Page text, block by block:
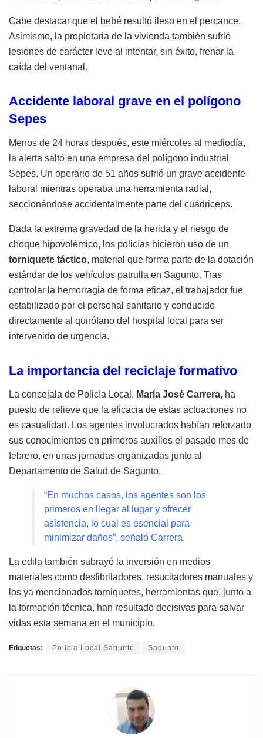
Cabe destacar que el bebé resultó ileso en el percance.
Asimismo, la propietaria de la vivienda también sufrió
lesiones de carácter leve al intentar, sin éxito, frenar la
caída del ventanal .
Accidente laboral grave en el polígono
Sepes
Menos de 24 horas después, este miércoles al mediodía,
la alerta saltó en una empresa del polígono industrial
Sepes. Un operario de 51 años sufrió un grave accidente
laboral mientras operaba una herramienta radial,
seccionándose accidentalmente parte del cuádriceps.
Dada la extrema gravedad de la herida y el riesgo de
choque hipovolémico, los policías hicieron uso de un
torniquete táctico, material que forma parte de la dotación
estándar de los vehículos patrulla en Sagunto. Tras
controlar la hemorragia de forma eficaz, el trabajador fue
estabilizado por el personal sanitario y conducido
directamente al quirófano del hospital local para ser
intervenido de urgencia.
La importancia del reciclaje formativo
La concejala de Policía Local, María José Carrera, ha
puesto de relieve que la eficacia de estas actuaciones no
es casualidad. Los agentes involucrados habían reforzado
sus conocimientos en primeros auxilios el pasado mes de
febrero, en unas jornadas organizadas junto al
Departamento de Salud de Sagunto.
“En muchos casos, los agentes son los
primeros en llegar al lugar y ofrecer
asistencia, lo cual es esencial para
minimizar daños”, señaló Carrera.
La edila también subrayó la inversión en medios
materiales como desfibriladores, resucitadores manuales y
los ya mencionados torniquetes, herramientas que, junto a
la formación técnica, han resultado decisivas para salvar
vidas esta semana en el municipio.
Etiquetas: Policia Local Sagunto Sagunto